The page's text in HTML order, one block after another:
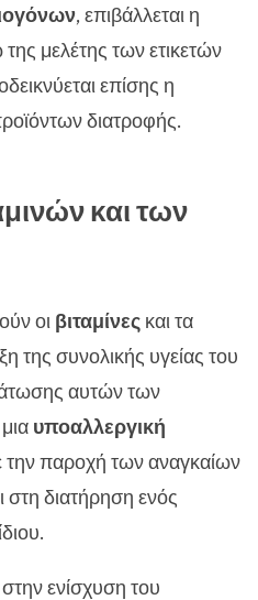
, επιβάλλεται η
μελέτης των ετικετών
επίσης η
διατροφής.
και των
οι βιταμίνεςκαι τα
της συνολικής υγείας του
αυτών των
υποαλλεργική
την παροχή των αναγκαίων
στη διατήρηση ενός
ενίσχυση του